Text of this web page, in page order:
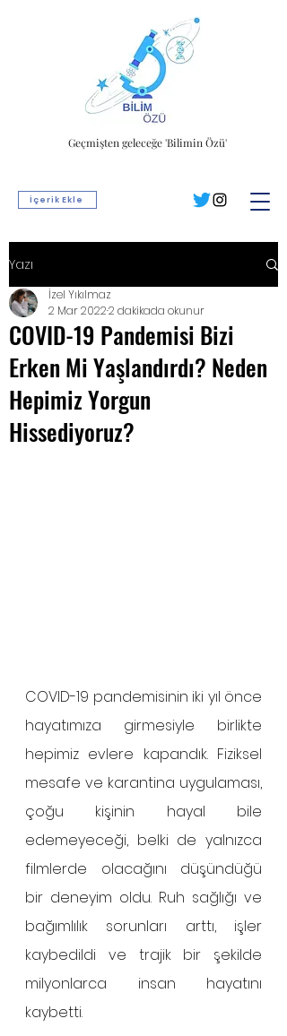
İçerik Ekle
Geçmişten geleceğe 'Bilimin Özü'
Yazı
COVID-19 Pandemisi Bizi
Erken Mi Yaşlandırdı? Neden
Hepimiz Yorgun
Hissediyoruz?
İzel Yıkılmaz
2 Mar 20222 dakikada okunur
COVID-19 pandemisinin iki yıl önce
hayatımıza girmesiyle birlikte
hepimiz evlere kapandık. Fiziksel
mesafe ve karantina uygulaması,
çoğu kişinin hayal bile
edemeyeceği, belki de yalnızca
filmlerde olacağını düşündüğü
bir deneyim oldu. Ruh sağlığı ve
bağımlılık sorunları arttı, işler
kaybedildi ve trajik bir şekilde
milyonlarca insan hayatını
kaybetti.